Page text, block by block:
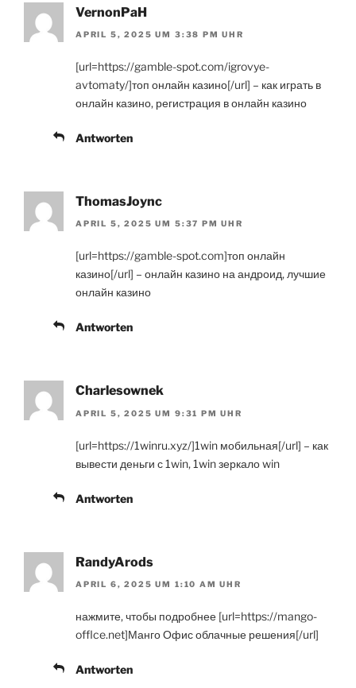
VernonPaH
APRIL 5, 2025 UM 3:38 PM UHR
[url=https://gamble-spot.com/igrovye-
avtomaty/]топ онлайн казино[/url] – как играть в
онлайн казино, регистрация в онлайн казино
Antworten
ThomasJoync
APRIL 5, 2025 UM 5:37 PM UHR
[url=https://gamble-spot.com]топ онлайн
казино[/url] – онлайн казино на андроид, лучшие
онлайн казино
Antworten
Charlesownek
APRIL 5, 2025 UM 9:31 PM UHR
[url=https://1winru.xyz/]1win мобильная[/url] – как
вывести деньги с 1win, 1win зеркало win
Antworten
RandyArods
APRIL 6, 2025 UM 1:10 AM UHR
нажмите, чтобы подробнее [url=https://mango-
offlce.net]Манго Офис облачные решения[/url]
Antworten